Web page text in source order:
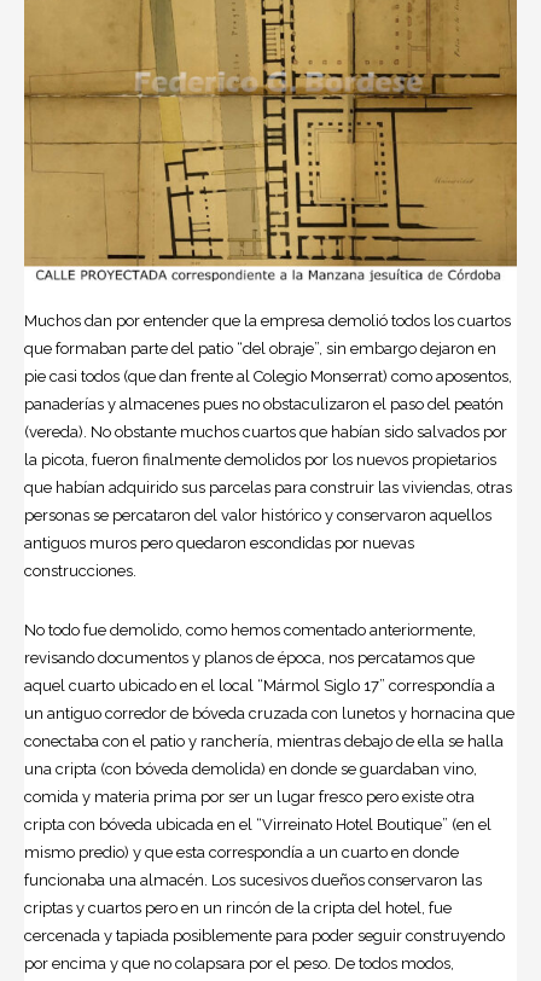
Muchos dan por entender que la empresa demolió todos los cuartos
que formaban parte del patio “del obraje”, sin embargo dejaron en
pie casi todos (que dan frente al Colegio Monserrat) como aposentos,
panaderías y almacenes pues no obstaculizaron el paso del peatón
(vereda). No obstante muchos cuartos que habían sido salvados por
la picota, fueron finalmente demolidos por los nuevos propietarios
que habían adquirido sus parcelas para construir las viviendas, otras
personas se percataron del valor histórico y conservaron aquellos
antiguos muros pero quedaron escondidas por nuevas
construcciones.
No todo fue demolido, como hemos comentado anteriormente,
revisando documentos y planos de época, nos percatamos que
aquel cuarto ubicado en el local “Mármol Siglo 17” correspondía a
un antiguo corredor de bóveda cruzada con lunetos y hornacina que
conectaba con el patio y ranchería, mientras debajo de ella se halla
una cripta (con bóveda demolida) en donde se guardaban vino,
comida y materia prima por ser un lugar fresco pero existe otra
cripta con bóveda ubicada en el “Virreinato Hotel Boutique” (en el
mismo predio) y que esta correspondía a un cuarto en donde
funcionaba una almacén. Los sucesivos dueños conservaron las
criptas y cuartos pero en un rincón de la cripta del hotel, fue
cercenada y tapiada posiblemente para poder seguir construyendo
por encima y que no colapsara por el peso. De todos modos,